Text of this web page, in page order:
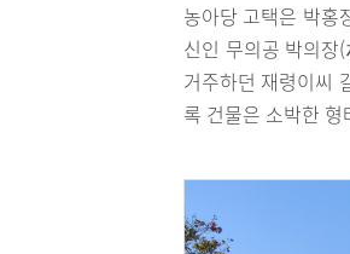
농아당 고택은 박홍
신인 무의공 박의
거주하던 재령이씨
록 건물은 소박한